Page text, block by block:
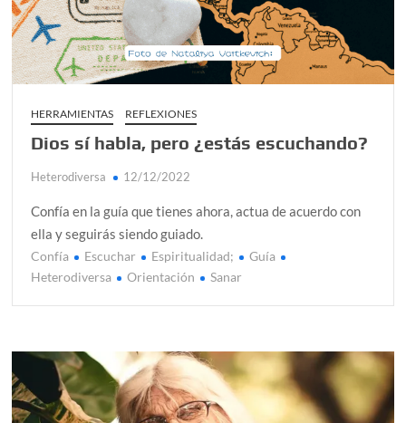
HERRAMIENTAS REFLEXIONES
Dios sí habla, pero ¿estás escuchando?
Heterodiversa 12/12/2022
Confía en la guía que tienes ahora, actua de acuerdo con
ella y seguirás siendo guiado.
Confía Escuchar Espiritualidad;
Guía
Heterodiversa
Orientación Sanar
n
t
r